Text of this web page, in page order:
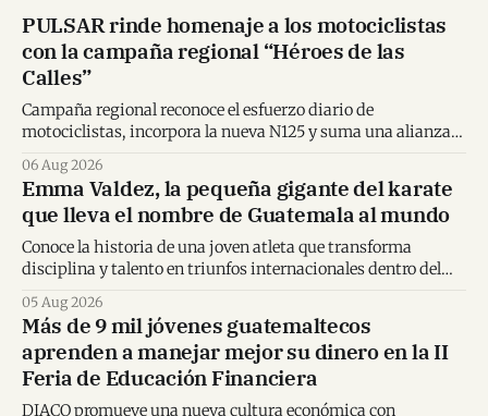
PULSAR rinde homenaje a los motociclistas
con la campaña regional “Héroes de las
Calles”
Campaña regional reconoce el esfuerzo diario de
motociclistas, incorpora la nueva N125 y suma una alianza
06 Aug 2026
Emma Valdez, la pequeña gigante del karate
que lleva el nombre de Guatemala al mundo
Conoce la historia de una joven atleta que transforma
disciplina y talento en triunfos internacionales dentro del
05 Aug 2026
Más de 9 mil jóvenes guatemaltecos
aprenden a manejar mejor su dinero en la II
Feria de Educación Financiera
DIACO promueve una nueva cultura económica con